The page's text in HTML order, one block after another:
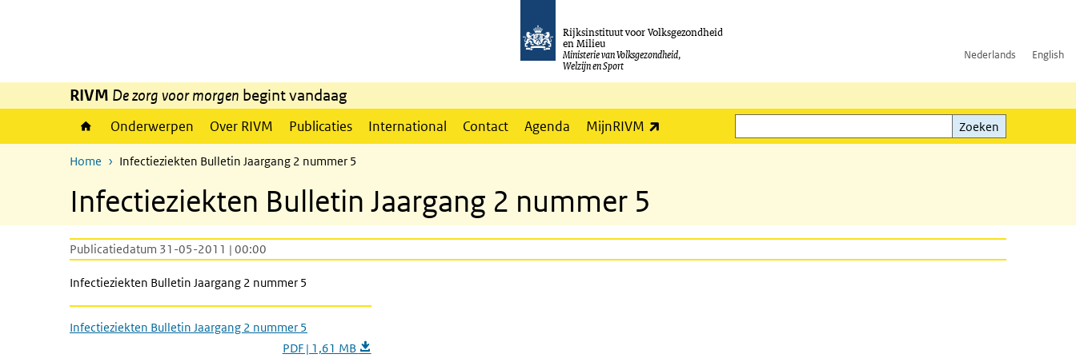
Rijksinstituut voor Volksgezondheid
en Milieu
Ministerie van Volksgezondheid,
Welzijn en Sport
Nederlands English
RIVM De zorg voor morgen begint vandaag
Onderwerpen Over RIVM Publicaties International Contact Agenda MijnRIVM
Zoeken
Zoeken
Home Infectieziekten Bulletin Jaargang 2 nummer 5
Infectieziekten Bulletin Jaargang 2 nummer 5
Publicatiedatum 31-05-2011 | 00:00
Infectieziekten Bulletin Jaargang 2 nummer 5
Infectieziekten Bulletin Jaargang 2 nummer 5
PDF | 1,61 MB